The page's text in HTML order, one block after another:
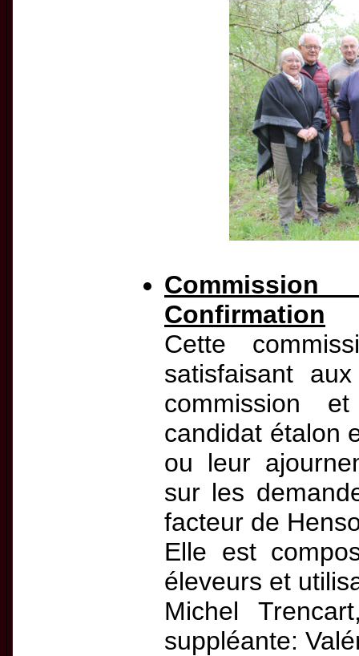
Confirmation
Cette
satisfaisant
commission
candidat étalon
ou leur
sur les
facteur de
Elle est
éleveurs et
Michel
suppléante: